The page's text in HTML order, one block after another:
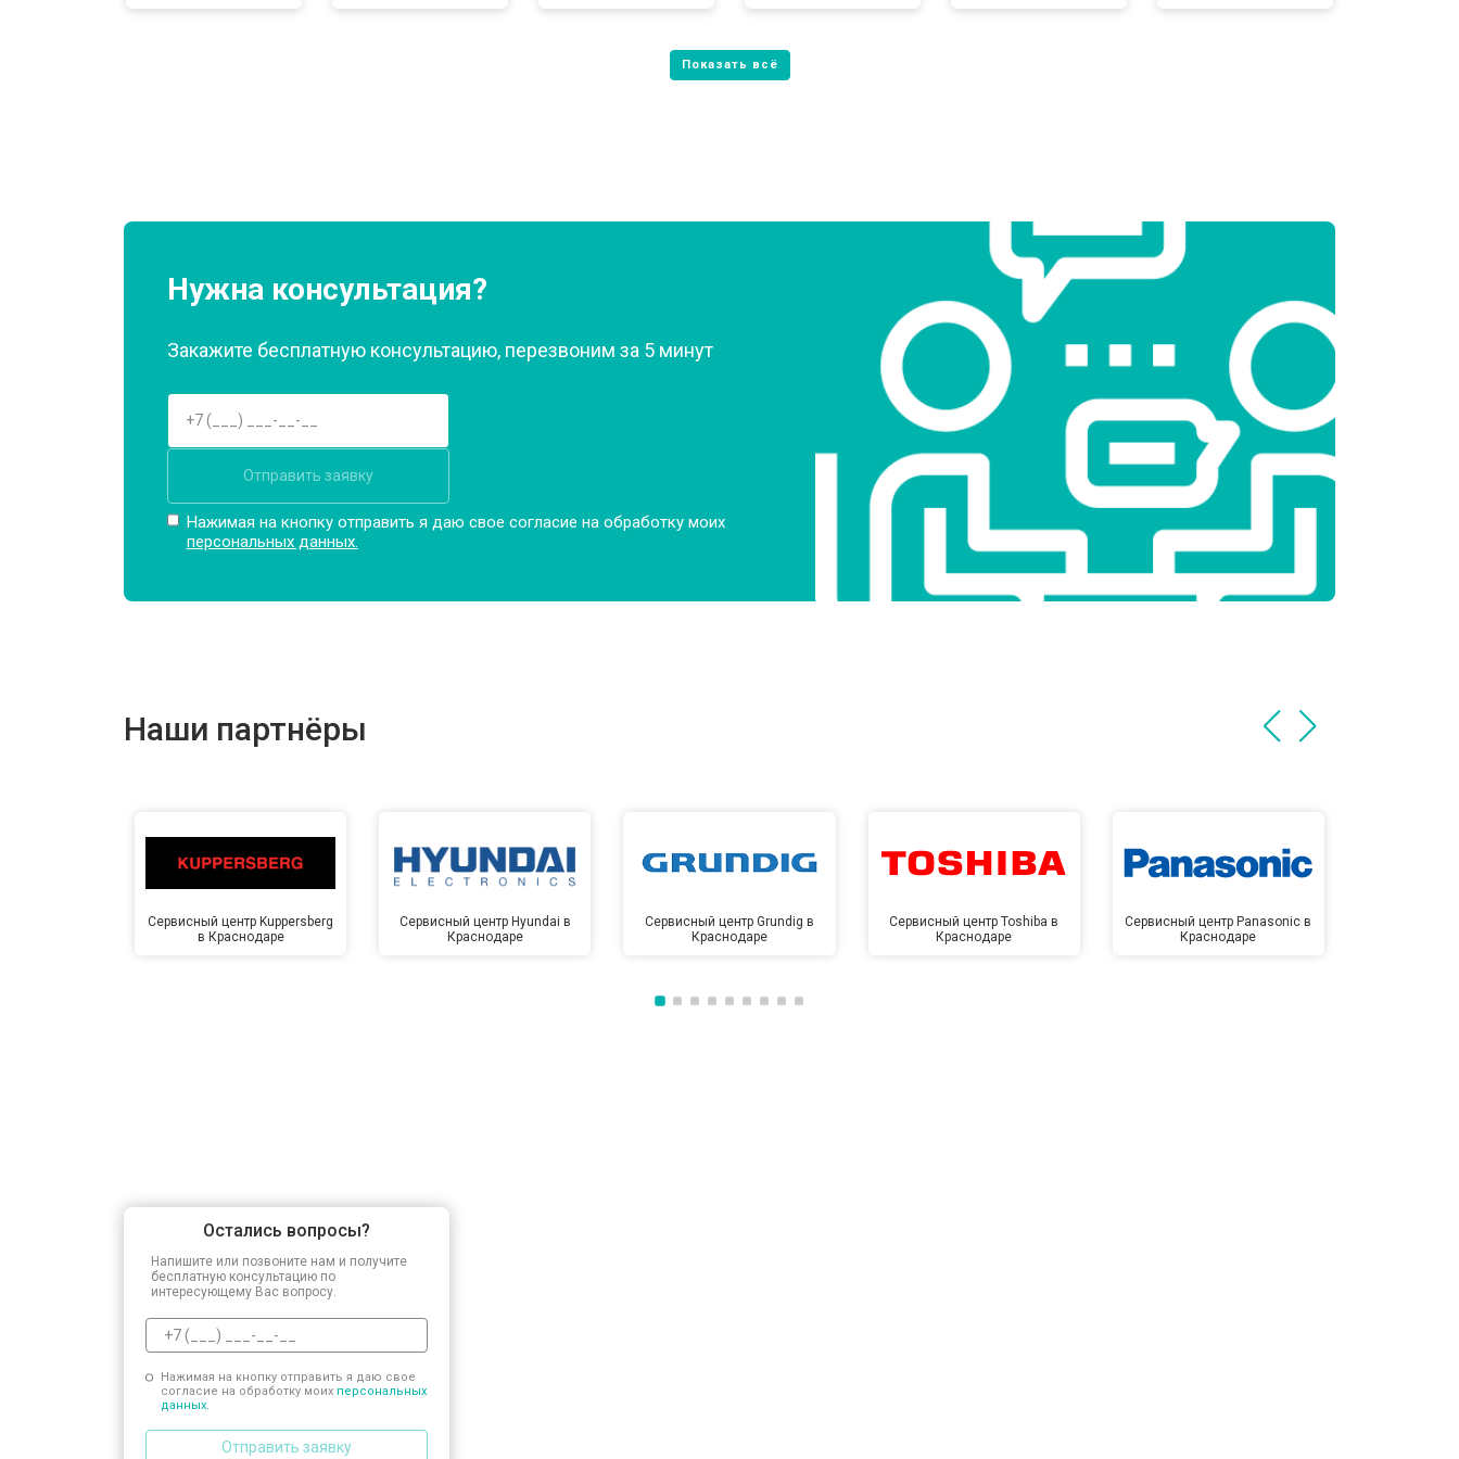
от 80 мин
Нужна консультация?
Закажите бесплатную консультацию, перезвоним за 5 минут
Отправить заявку
Нажимая на кнопку отправить я даю свое согласие на обработку моих
персональных данных.
Наши партнёры
Сервисный центр Kuppersberg
в Краснодаре
Сервисный центр Hyundai в
Краснодаре
Сервисный центр Grundig в
Краснодаре
Сервисный центр Toshiba в
Краснодаре
Сервисный центр Panasonic в
Краснодаре
Остались вопросы?
Напишите или позвоните нам и получите
бесплатную консультацию по
интересующему Вас вопросу.
Нажимая на кнопку отправить я даю свое
согласие на обработку моих персональных
данных.
Отправить заявку